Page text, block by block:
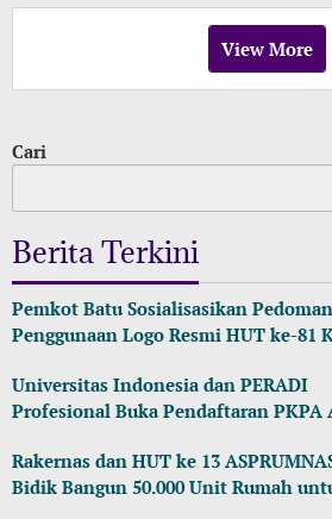
View More
Cari
Berita Terkini
Pemkot Batu Sosialisasikan Pedoman
Penggunaan Logo Resmi HUT ke-81
Universitas Indonesia dan PERADI
Profesional Buka Pendaftaran
Rakernas dan HUT ke 13
Bidik Bangun 50.000 Unit Rumah